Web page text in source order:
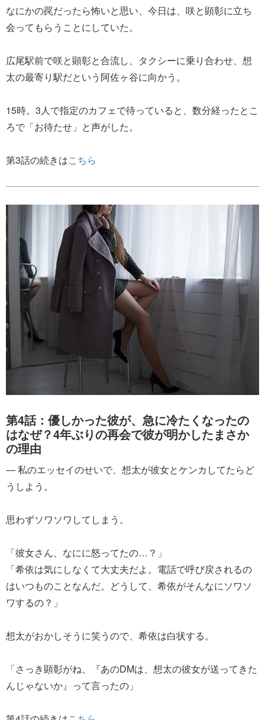
なにかの罠だったら怖いと思い、今日は、咲と顕彰に立ち
会ってもらうことにしていた。
広尾駅前で咲と顕彰と合流し、タクシーに乗り合わせ、想
太の最寄り駅だという阿佐ヶ谷に向かう。
15時。3人で指定のカフェで待っていると、数分経ったとこ
ろで「お待たせ」と声がした。
第3話の続きはこちら
第4話：優しかった彼が、急に冷たくなったの
はなぜ？4年ぶりの再会で彼が明かしたまさか
の理由
― 私のエッセイのせいで、想太が彼女とケンカしてたらど
うしよう。
思わずソワソワしてしまう。
「彼女さん、なにに怒ってたの…？」
「希依は気にしなくて大丈夫だよ。電話で呼び戻されるの
はいつものことなんだ。どうして、希依がそんなにソワソ
ワするの？」
想太がおかしそうに笑うので、希依は白状する。
「さっき顕彰がね、『あのDMは、想太の彼女が送ってきた
んじゃないか』って言ったの」